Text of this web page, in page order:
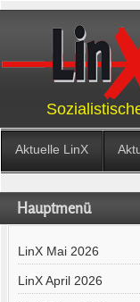
Aktuelle LinX
Hauptmenü
LinX Mai 2026
LinX April 2026